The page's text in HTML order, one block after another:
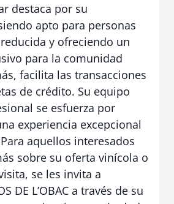
destaca por su
apto para personas
y ofreciendo un
para la comunidad
facilita las transacciones
de crédito. Su equipo
se esfuerza por
experiencia excepcional
aquellos interesados
sobre su oferta vinícola o
se les invita a
DE L’OBAC a través de su